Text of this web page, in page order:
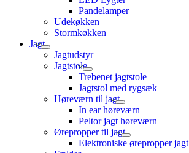
Pandelamper
Udekøkken
Stormkøkken
Jagt
Jagtudstyr
Jagtstole
Trebenet jagtstole
Jagtstol med rygsæk
Høreværn til jagt
In ear høreværn
Peltor jagt høreværn
Ørepropper til jagt
Elektroniske ørepropper jagt